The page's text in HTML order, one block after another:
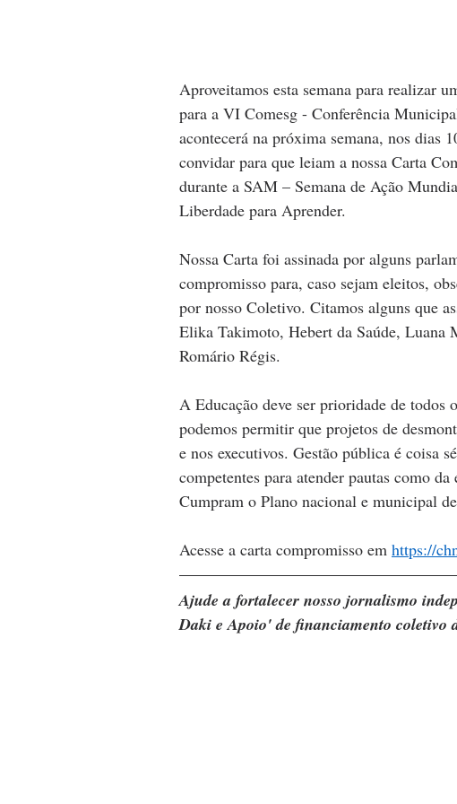
Aproveitamos esta semana para realizar
para a VI Comesg - Conferência
acontecerá na próxima semana, nos dias
convidar para que leiam a nossa Carta
durante a SAM – Semana de Ação
Liberdade para Aprender.
Nossa Carta foi assinada por alguns
compromisso para, caso sejam eleitos,
por nosso Coletivo. Citamos alguns que
Elika Takimoto, Hebert da Saúde,
Romário Régis.
A Educação deve ser prioridade de todos
podemos permitir que projetos de
e nos executivos. Gestão pública é coisa
competentes para atender pautas como
Cumpram o Plano nacional e municipal
Acesse a carta compromisso em https://
Ajude a fortalecer nosso jornalismo
Daki e Apoio' de financiamento